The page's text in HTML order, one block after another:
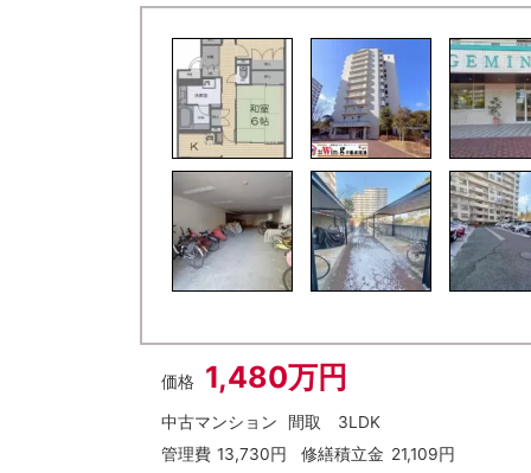
価格 1,480万円
中古マンション 間取
3LDK
管理費 13,730円 修繕積立金 21,109円